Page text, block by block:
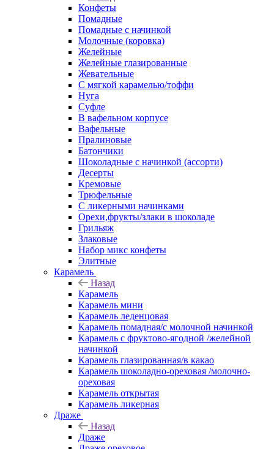
Конфеты
Помадные
Помадные с начинкой
Молочные (коровка)
Желейные
Желейные глазированные
Жевательные
С мягкой карамелью/тоффи
Нуга
Суфле
В вафельном корпусе
Вафельные
Пралиновые
Батончики
Шоколадные с начинкой (ассорти)
Десерты
Кремовые
Трюфельные
С ликерными начинками
Орехи,фрукты/злаки в шоколаде
Грильяж
Злаковые
Набор микс конфеты
Элитные
Карамель
Назад
Карамель
Карамель мини
Карамель леденцовая
Карамель помадная/с молочной начинкой
Карамель с фруктово-ягодной /желейной
начинкой
Карамель глазированная/в какао
Карамель шоколадно-ореховая /молочно-
ореховая
Карамель открытая
Карамель ликерная
Драже
Назад
Драже